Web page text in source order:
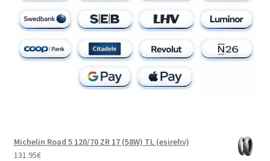
Michelin Road 5 120/70 ZR 17 (58W) TL (esirehv)
131.95€